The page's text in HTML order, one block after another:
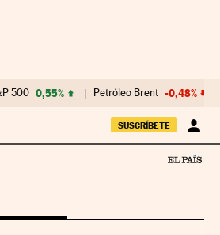
500 0,55% Petróleo Brent -0,48%
SUSCRÍBETE